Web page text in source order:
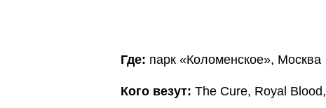
Где: парк «Коломенское», Москва
Кого везут: The Cure, Royal Blood,